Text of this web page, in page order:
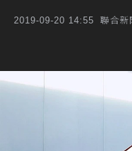
2019-09-20 14:55 聯合新